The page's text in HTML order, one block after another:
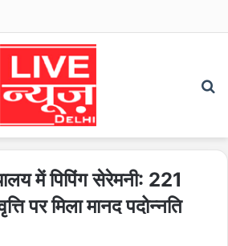
में पिपिंग सेरेमनी: 221
पर मिला मानद पदोन्नति